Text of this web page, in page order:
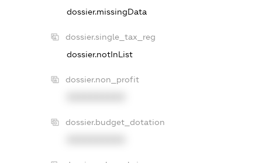
dossier.missingData
dossier.single_tax_reg
dossier.notInList
dossier.non_profit
dossier.budget_dotation